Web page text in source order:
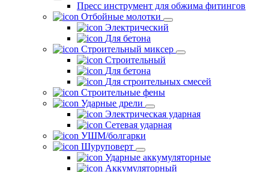
Пресс инструмент для обжима фитингов
Отбойные молотки
Электрический
Для бетона
Строительный миксер
Строительный
Для бетона
Для строительных смесей
Строительные фены
Ударные дрели
Электрическая ударная
Сетевая ударная
УШМ/болгарки
Шуруповерт
Ударные аккумуляторные
Аккумуляторный